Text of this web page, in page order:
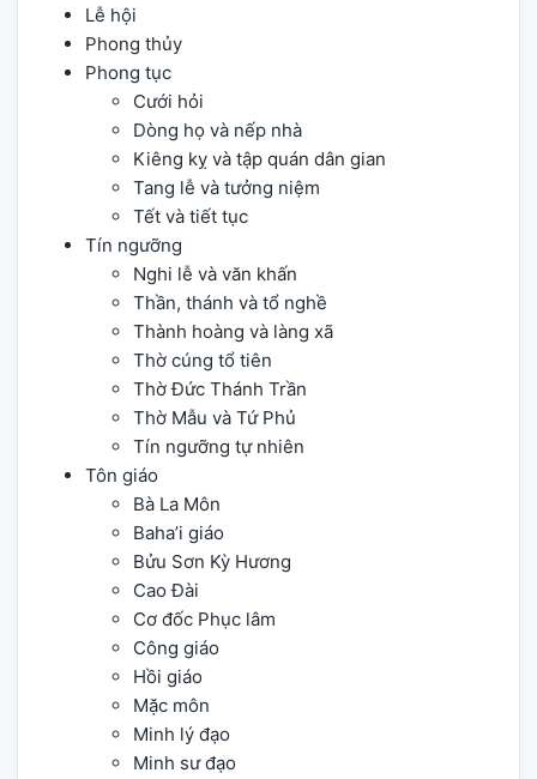
Lễ hội
Phong thủy
Phong tục
Cưới hỏi
Dòng họ và nếp nhà
Kiêng kỵ và tập quán dân gian
Tang lễ và tưởng niệm
Tết và tiết tục
Tín ngưỡng
Nghi lễ và văn khấn
Thần, thánh và tổ nghề
Thành hoàng và làng xã
Thờ cúng tổ tiên
Thờ Đức Thánh Trần
Thờ Mẫu và Tứ Phủ
Tín ngưỡng tự nhiên
Tôn giáo
Bà La Môn
Baha’i giáo
Bửu Sơn Kỳ Hương
Cao Đài
Cơ đốc Phục lâm
Công giáo
Hồi giáo
Mặc môn
Minh lý đạo
Minh sư đạo